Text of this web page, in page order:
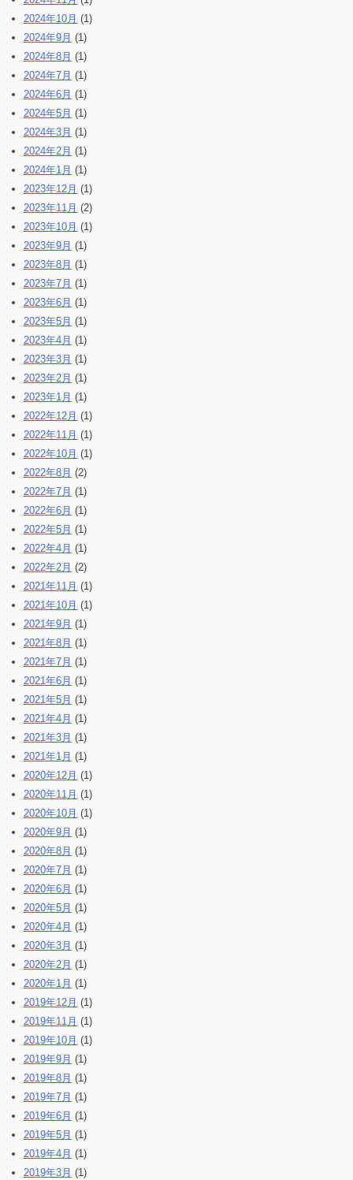
2024年10月 (1)
2024年9月 (1)
2024年8月 (1)
2024年7月 (1)
2024年6月 (1)
2024年5月 (1)
2024年3月 (1)
2024年2月 (1)
2024年1月 (1)
2023年12月 (1)
2023年11月 (2)
2023年10月 (1)
2023年9月 (1)
2023年8月 (1)
2023年7月 (1)
2023年6月 (1)
2023年5月 (1)
2023年4月 (1)
2023年3月 (1)
2023年2月 (1)
2023年1月 (1)
2022年12月 (1)
2022年11月 (1)
2022年10月 (1)
2022年8月 (2)
2022年7月 (1)
2022年6月 (1)
2022年5月 (1)
2022年4月 (1)
2022年2月 (2)
2021年11月 (1)
2021年10月 (1)
2021年9月 (1)
2021年8月 (1)
2021年7月 (1)
2021年6月 (1)
2021年5月 (1)
2021年4月 (1)
2021年3月 (1)
2021年1月 (1)
2020年12月 (1)
2020年11月 (1)
2020年10月 (1)
2020年9月 (1)
2020年8月 (1)
2020年7月 (1)
2020年6月 (1)
2020年5月 (1)
2020年4月 (1)
2020年3月 (1)
2020年2月 (1)
2020年1月 (1)
2019年12月 (1)
2019年11月 (1)
2019年10月 (1)
2019年9月 (1)
2019年8月 (1)
2019年7月 (1)
2019年6月 (1)
2019年5月 (1)
2019年4月 (1)
2019年3月 (1)